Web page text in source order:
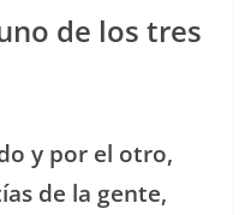
de los tres
y por el otro,
de la gente,